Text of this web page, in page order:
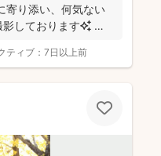
寄り添い、何気ない
しております✨ ま
ティブ： 7日以上前